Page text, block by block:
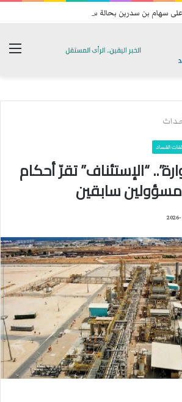
سهام بن سدرين بحالة سراح
الفساد
“الإستئناف” تقرّ أحكام
مسؤولين سابقين